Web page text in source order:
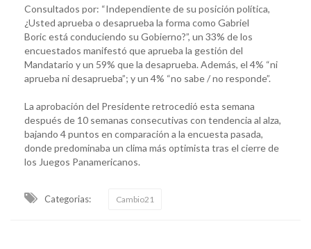
Consultados por: “Independiente de su posición política,
¿Usted aprueba o desaprueba la forma como Gabriel
Boric está conduciendo su Gobierno?”, un 33% de los
encuestados manifestó que aprueba la gestión del
Mandatario y un 59% que la desaprueba. Además, el 4% “ni
aprueba ni desaprueba”; y un 4% “no sabe / no responde”.
La aprobación del Presidente retrocedió esta semana
después de 10 semanas consecutivas con tendencia al alza,
bajando 4 puntos en comparación a la encuesta pasada,
donde predominaba un clima más optimista tras el cierre de
los Juegos Panamericanos.
Categorias: Cambio21